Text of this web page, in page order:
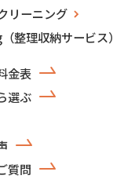
リーニング
整理収納サービス）
金表
選ぶ
質問